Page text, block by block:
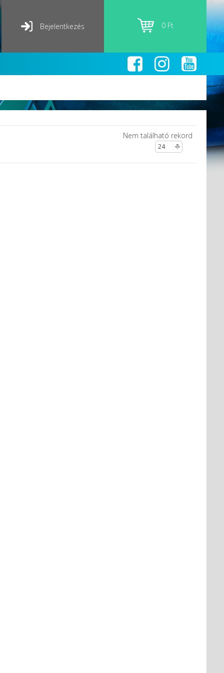
Bejelentkezés 0 Ft
Nem található rekord